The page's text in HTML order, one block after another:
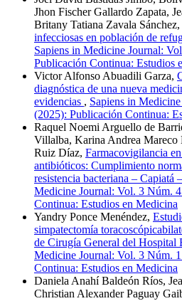
Jhon Fischer Gallardo Zapata,
Britany Tatiana Zavala Sánchez,
infecciosas en población de
Sapiens in Medicine Journal:
Publicación Continua: Estudios
Victor Alfonso Abuadili Garza,
diagnóstica de una nueva
evidencias , Sapiens in
(2025): Publicación Continua:
Raquel Noemi Arguello de
Villalba, Karina Andrea Mareco
Ruiz Díaz, Farmacovigilancia
antibióticos: Cumplimiento
resistencia bacteriana – Capiatá
Medicine Journal: Vol. 3 Núm.
Continua: Estudios en Medicina
Yandry Ponce Menéndez,
simpatectomía
de Cirugía General del Hospital
Medicine Journal: Vol. 3 Núm.
Continua: Estudios en Medicina
Daniela Anahí Baldeón Ríos,
Christian Alexander Paguay